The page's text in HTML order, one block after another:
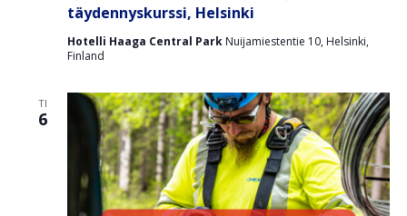
täydennyskurssi, Helsinki
Hotelli Haaga Central Park Nuijamiestentie 10, Helsinki,
Finland
TI
6